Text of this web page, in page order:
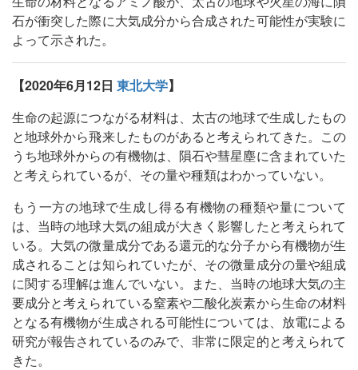
石が衝突した際に大気成分から合成された可能性が実験に
よって示された。
【2020年6月12日 東北大学】
生命の起源につながる材料は、太古の地球で生成したもの
と地球外から飛来したものがあると考えられてきた。この
うち地球外からの有機物は、隕石や彗星塵に含まれていた
と考えられているが、その量や種類はわかっていない。
もう一方の地球で生成し得る有機物の種類や量について
は、当時の地球大気の組成が大きく影響したと考えられて
いる。大気の微量成分である還元的な分子から有機物が生
成されることは知られていたが、その微量成分の量や組成
に関する理解は進んでいない。また、当時の地球大気の主
要成分と考えられている窒素や二酸化炭素から生命の材料
となる有機物が生成される可能性については、放電による
研究が報告されているのみで、非常に限定的と考えられて
きた。